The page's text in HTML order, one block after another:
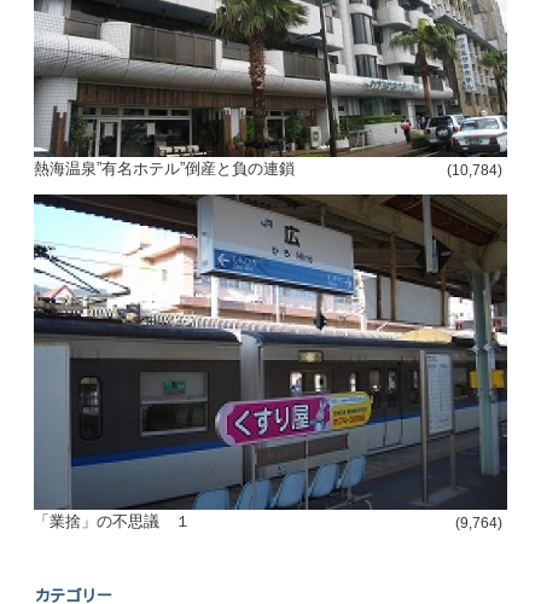
熱海温泉”有名ホテル”倒産と負の連鎖 (10,784)
「業捨」の不思議 １ (9,764)
カテゴリー